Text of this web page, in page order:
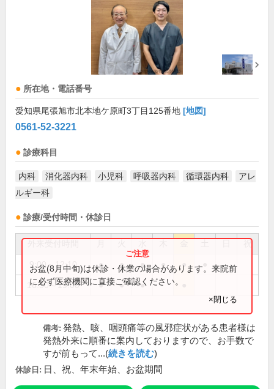
所在地・電話番号
愛知県尾張旭市北本地ケ原町3丁目125番地 [地図]
0561-52-3221
診療科目
内科 消化器内科 小児科 呼吸器内科 循環器内科
アレ
ルギー科
診療/受付時間・休診日
祝
9:00～12:10 ● ● ● ● ●
16:30～19:00 ● ● ●
お盆(8月中旬)は休診・休業の場合があります。来院前
に必ず医療機関に直接ご確認ください。
×閉じる
備考: 発熱、咳、咽頭痛等の風邪症状がある患者様は
発熱外来に順番に案内しておりますので、お手数で
すが前もって...(続きを読む)
休診日: 日、祝、年末年始、お盆期間